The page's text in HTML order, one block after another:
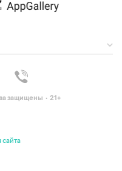
защищены · 21+